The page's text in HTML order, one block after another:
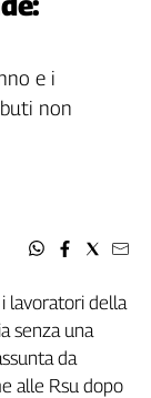
e i
non
lavoratori della
senza una
da
alle Rsu dopo